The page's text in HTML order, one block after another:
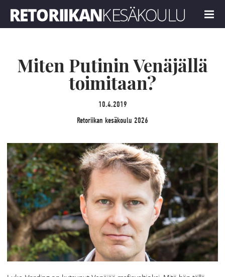
MENU
Miten Putinin Venäjällä
toimitaan?
10.4.2019
Retoriikan kesäkoulu 2026